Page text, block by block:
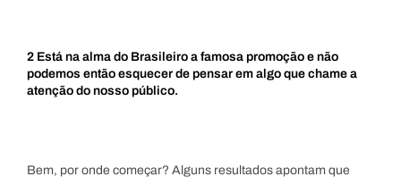
2 Está na alma do Brasileiro a famosa promoção e não
podemos então esquecer de pensar em algo que chame a
atenção do nosso público.
Bem, por onde começar? Alguns resultados apontam que